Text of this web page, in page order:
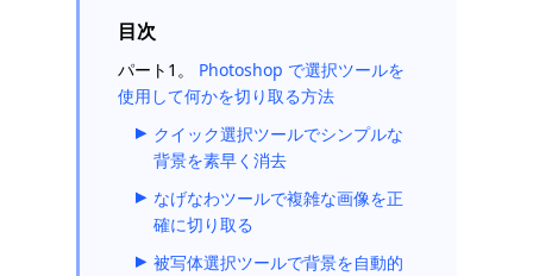
目次
パート1。 Photoshop で選択ツールを
使用して何かを切り取る方法
クイック選択ツールでシンプルな
背景を素早く消去
なげなわツールで複雑な画像を正
確に切り取る
被写体選択ツールで背景を自動的